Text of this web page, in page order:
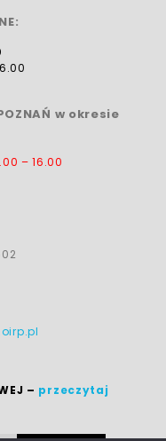
w okresie
– 16.00
– przeczytaj